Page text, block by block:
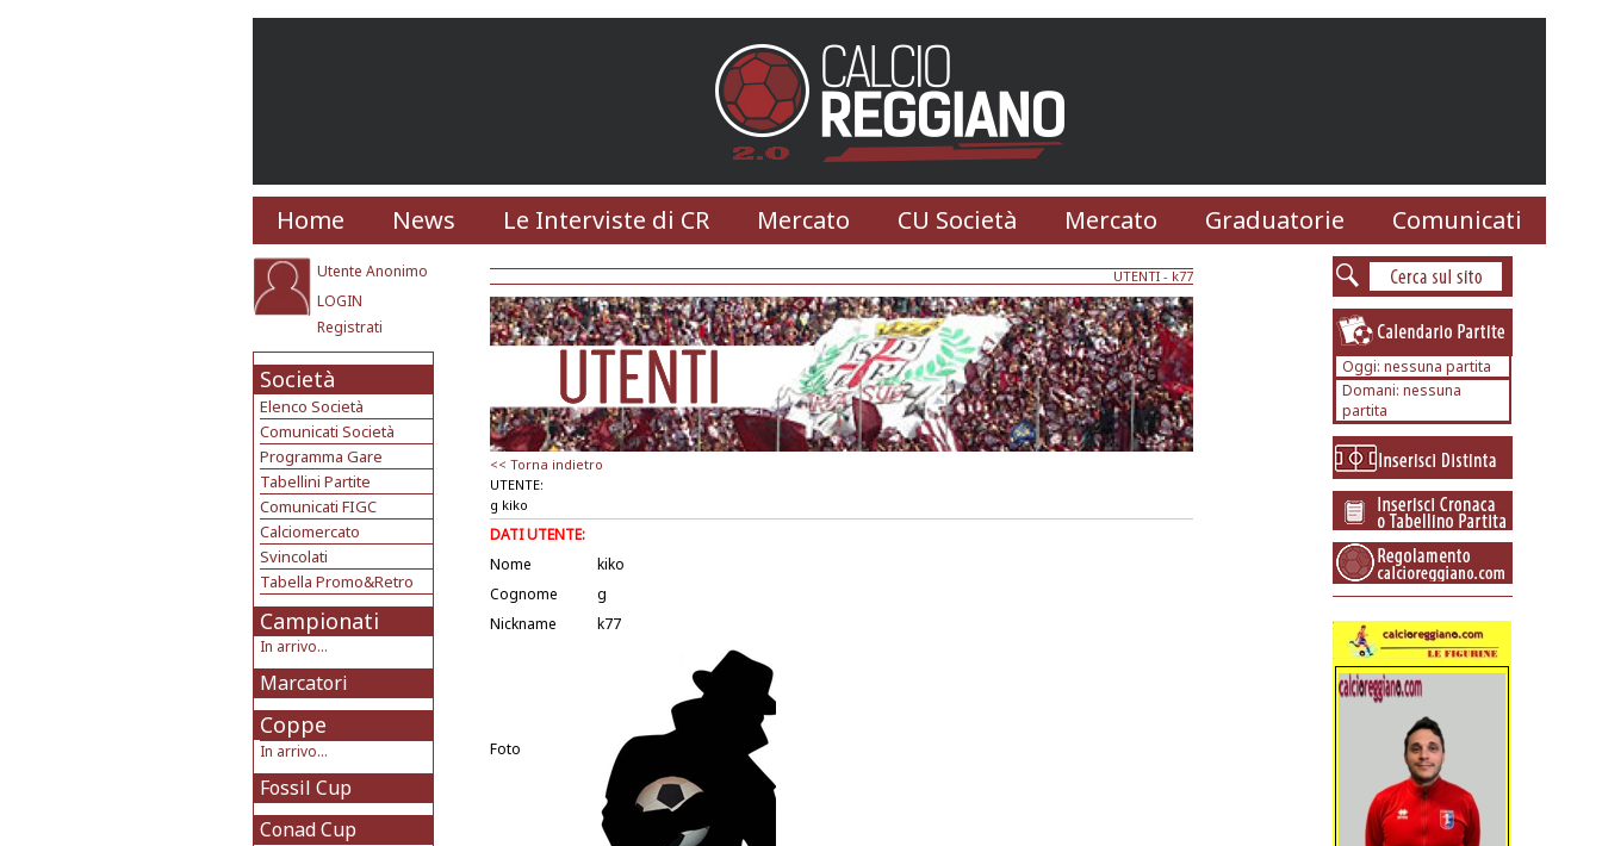
Home News Le Interviste di CR Mercato CU Società Mercato Graduatorie Comunicati
Utente Anonimo
LOGIN
Registrati
Società
Elenco Società
Comunicati Società
Programma Gare
Tabellini Partite
Comunicati FIGC
Calciomercato
Svincolati
Tabella Promo&Retro
Campionati
In arrivo...
Marcatori
Coppe
In arrivo...
Fossil Cup
Conad Cup
UTENTI - k77
<< Torna indietro
UTENTE:
g kiko
DATI UTENTE:
Nome
kiko
Cognome
g
Nickname
k77
Foto
Oggi: nessuna partita
Domani: nessuna
partita